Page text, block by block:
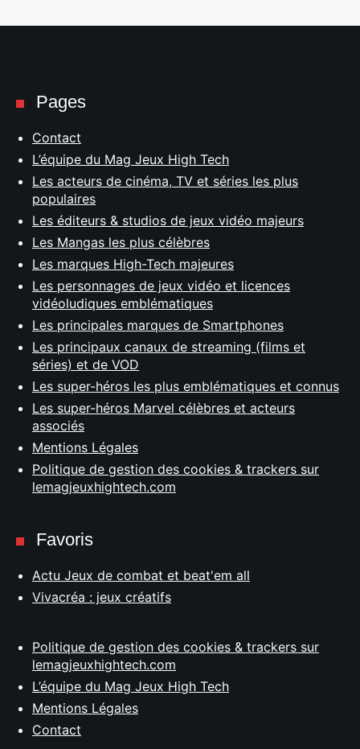
Pages
Contact
L’équipe du Mag Jeux High Tech
Les acteurs de cinéma, TV et séries les plus
populaires
Les éditeurs & studios de jeux vidéo majeurs
Les Mangas les plus célèbres
Les marques High-Tech majeures
Les personnages de jeux vidéo et licences
vidéoludiques emblématiques
Les principales marques de Smartphones
Les principaux canaux de streaming (films et
séries) et de VOD
Les super-héros les plus emblématiques et connus
Les super-héros Marvel célèbres et acteurs
associés
Mentions Légales
Politique de gestion des cookies & trackers sur
lemagjeuxhightech.com
Favoris
Actu Jeux de combat et beat'em all
Vivacréa : jeux créatifs
Politique de gestion des cookies & trackers sur
lemagjeuxhightech.com
L’équipe du Mag Jeux High Tech
Mentions Légales
Contact